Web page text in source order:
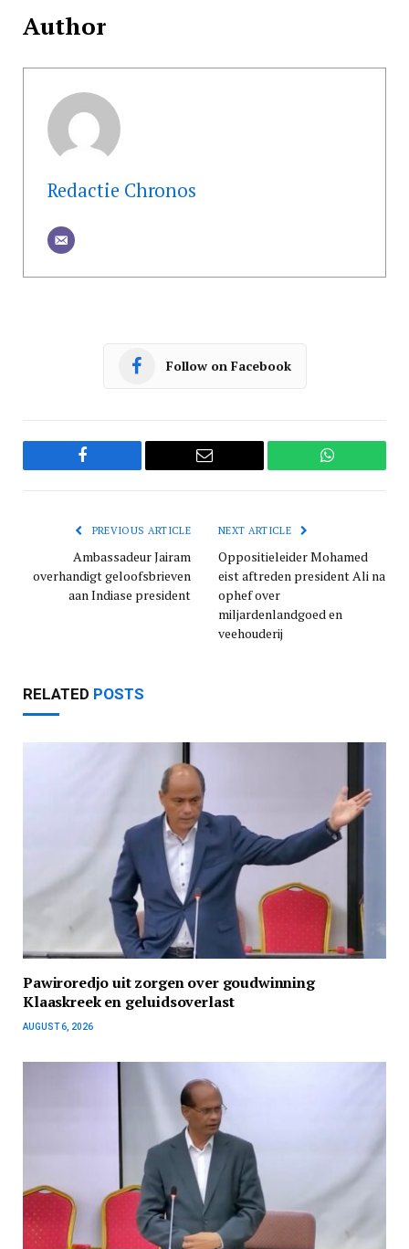
Author
Redactie Chronos
Follow on Facebook
Facebook Email WhatsApp
PREVIOUS ARTICLE
Ambassadeur Jairam
overhandigt geloofsbrieven
aan Indiase president
NEXT ARTICLE
Oppositieleider Mohamed
eist aftreden president Ali na
ophef over
miljardenlandgoed en
veehouderij
RELATED POSTS
Pawiroredjo uit zorgen over goudwinning
Klaaskreek en geluidsoverlast
AUGUST 6, 2026